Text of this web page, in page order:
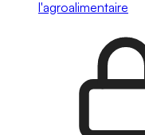
l'agroalimentaire